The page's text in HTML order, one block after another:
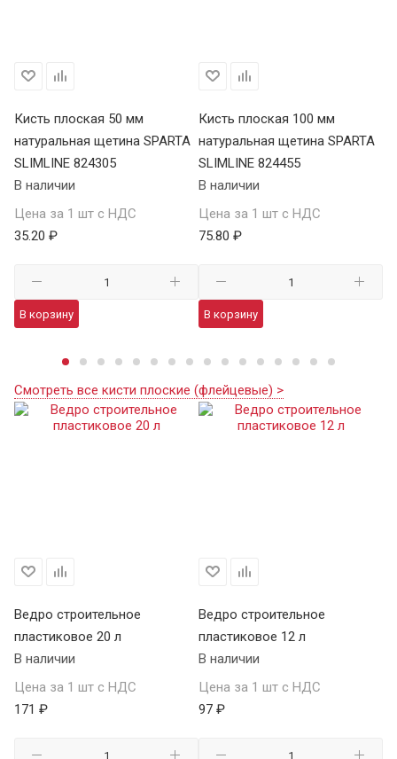
Кисть плоская 50 мм
натуральная щетина SPARTA
SLIMLINE 824305
В наличии
Цена за 1 шт с НДС
35.20 ₽
В корзину
Кисть плоская 100 мм
натуральная щетина SPARTA
SLIMLINE 824455
В наличии
Цена за 1 шт с НДС
75.80 ₽
В корзину
Смотреть все кисти плоские (флейцевые) >
Ведро строительное
пластиковое 20 л
В наличии
Цена за 1 шт с НДС
171 ₽
Ведро строительное
пластиковое 12 л
В наличии
Цена за 1 шт с НДС
97 ₽